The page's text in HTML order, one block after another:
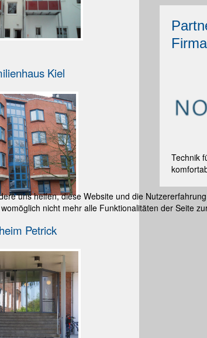
Kiel
Petrick
Technik
uns helfen, diese Website und die
nicht mehr alle Funktionalitäten der Seite